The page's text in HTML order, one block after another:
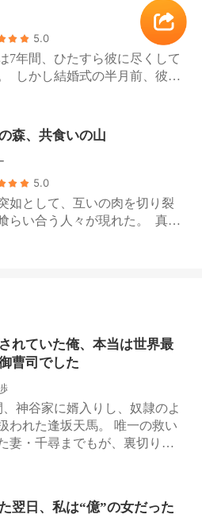
運命の絆を通して、私は彼が
の癒し手に下した秘密の命令を
しまった。 「月華の霊薬
良玲奈の母親に与えろ」 その
、私の世界を粉々に砕いた。
がいたのだ。過去三年間、彼
はただ、私が死ぬのを待って
った。 彼は私に、彼らの
しのスープを「病気の雌狼」
ながら差し出し、私の両親が
び覚ましたのか、彼は知る由
の夜、私は最後の力
た。痛みは身を引き裂かれる
ったが、私は嘘で塗り固めら
の家から歩き出し、結婚指輪
置いてきた。私は死なない。
5.0
7年間、ひたすら彼に尽くして
しかし結婚式の半月前、彼の
に目が覚めた。こんな恋愛脳
がなりたいものか！ 彼を困ら
よう、彼女は結婚式当日、婚
を宣言した！ いつも通り彼女
しようとした傲慢な婚約者一
たが、予期せぬ事態が……。
笑みを浮かべる。「その目玉
出してやる。どちらが本物の
、よく見せてやろう！」 婚約
は後悔のあまり泣き崩れ、地
ざまずいて彼女に復縁を乞
女はそんな小者たちを蹴り飛
ためらうことなく宿敵の胸に
森、共食いの山
5.0
如として、互いの肉を切り裂
らい合う人々が現れた。 真相
れていた俺、本当は世界最
曹司でした
、神谷家に婿入りし、奴隷のよ
われた逢坂天馬。 唯一の救い
妻・千尋までもが、裏切りの
す超巨大資産を受け継ぐ、最
翌日、私は“億”の女だった